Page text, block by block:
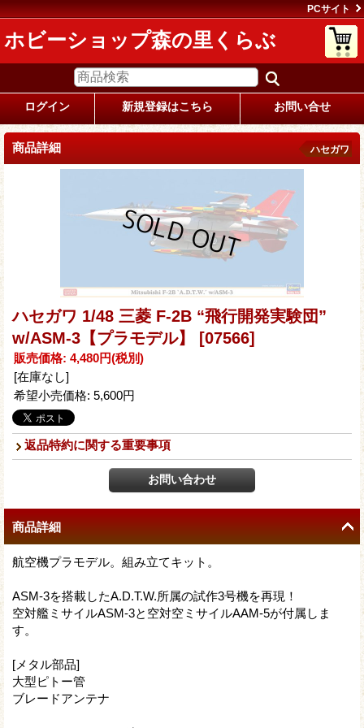
PCサイト
ホビーショップ森の里くらぶ
ログイン 新規登録はこちら お問い合せ
商品詳細 ハセガワ
ハセガワ 1/48 三菱 F-2B “飛行開発実験団”
w/ASM-3【プラモデル】 [07566]
販売価格: 4,480円(税別)
[在庫なし]
希望小売価格: 5,600円
返品特約に関する重要事項
商品詳細
航空機プラモデル。組み立てキット。
ASM-3を搭載したA.D.T.W.所属の試作3号機を再現！
空対艦ミサイルASM-3と空対空ミサイルAAM-5が付属しま
す。
[メタル部品]
大型ピトー管
ブレードアンテナ